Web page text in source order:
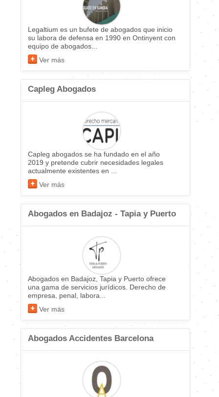
Legaltium es un bufete de abogados que inicio
su labora de defensa en 1990 en Ontinyent con
equipo de abogados...
Ver más
Capleg Abogados
Capleg abogados se ha fundado en el año
2019 y pretende cubrir necesidades legales
actualmente existentes en ...
Ver más
Abogados en Badajoz - Tapia y Puerto
Abogados en Badajoz, Tapia y Puerto ofrece
una gama de servicios jurídicos. Derecho de
empresa, penal, labora...
Ver más
Abogados Accidentes Barcelona